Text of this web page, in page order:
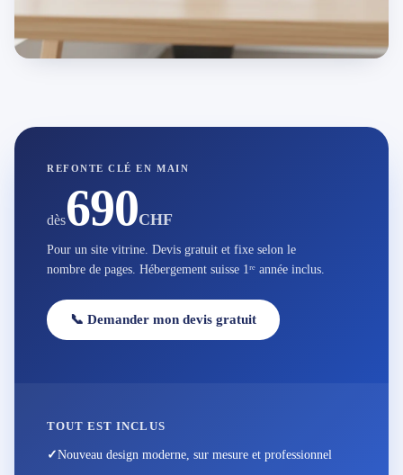
REFONTE CLÉ EN MAIN
dès690CHF
Pour un site vitrine. Devis gratuit et fixe selon le
nombre de pages. Hébergement suisse 1ʳᵉ année inclus.
📞 Demander mon devis gratuit
TOUT EST INCLUS
✓Nouveau design moderne, sur mesure et professionnel